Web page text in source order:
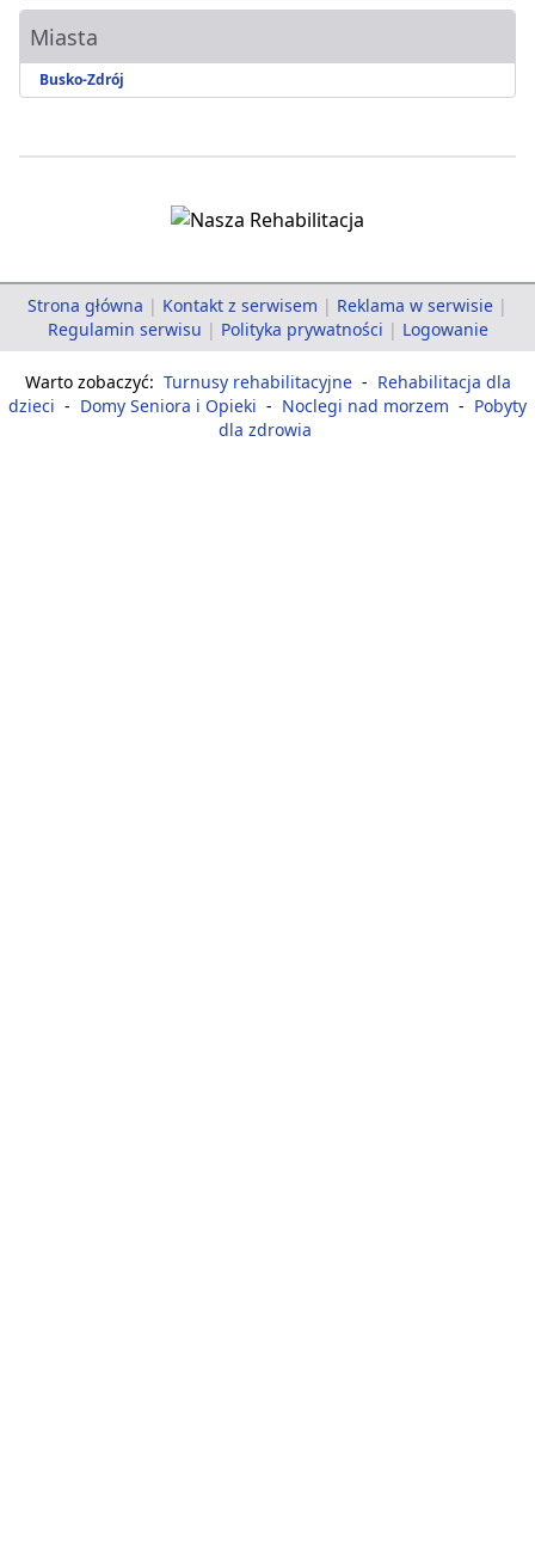
Miasta
Busko-Zdrój
Strona główna | Kontakt z serwisem | Reklama w serwisie |
Regulamin serwisu | Polityka prywatności | Logowanie
Warto zobaczyć: Turnusy rehabilitacyjne - Rehabilitacja dla
dzieci - Domy Seniora i Opieki - Noclegi nad morzem - Pobyty
dla zdrowia